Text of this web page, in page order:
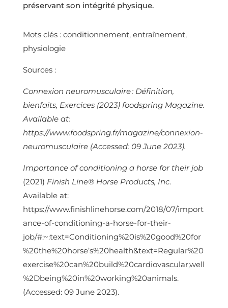
préservant son intégrité physique.
Mots clés : conditionnement, entraînement,
physiologie
Sources :
Connexion neuromusculaire : Définition,
bienfaits, Exercices (2023) foodspring Magazine.
Available at:
https://www.foodspring.fr/magazine/connexion-
neuromusculaire (Accessed: 09 June 2023).
Importance of conditioning a horse for their job
(2021) Finish Line® Horse Products, Inc.
Available at:
https://www.finishlinehorse.com/2018/07/import
ance-of-conditioning-a-horse-for-their-
job/#:~:text=Conditioning%20is%20good%20for
%20the%20horse’s%20health&text=Regular%20
exercise%20can%20build%20cardiovascular,well
%2Dbeing%20in%20working%20animals.
(Accessed: 09 June 2023).